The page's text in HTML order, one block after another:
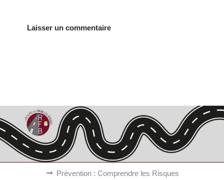
Prévention : Comprendre les Risques